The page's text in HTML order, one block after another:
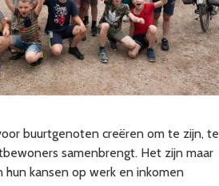
buurtgenoten creëren om te zijn, te
samenbrengt. Het zijn maar
kansen op werk en inkomen